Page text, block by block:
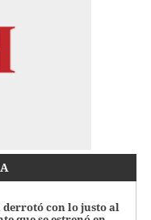
con lo justo al